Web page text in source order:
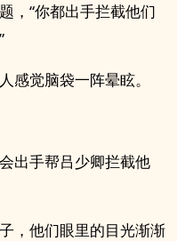
，“你都出手拦截他们
感觉脑袋一阵晕眩。
出手帮吕少卿拦截他
，他们眼里的目光渐渐